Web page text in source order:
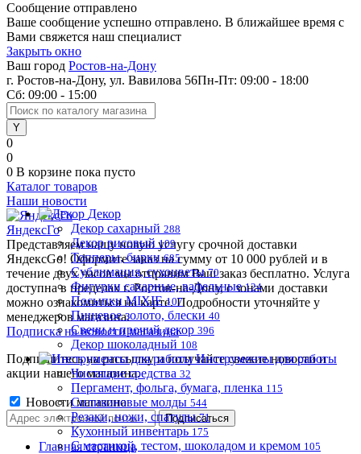
Сообщение отправлено
Ваше сообщение успешно отправлено. В ближайшее время с
Вами свяжется наш специалист
Закрыть окно
Ваш город Ростов-на-Дону
г. Ростов-на-Дону, ул. Вавилова 56Пн-Пт: 09:00 - 18:00
Сб: 09:00 - 15:00
0
0
0 В корзине пока пусто
Каталог товаров
Декор
Декор сахарный 288
Декор рисовый 109
Топперы, бирки 685
Сублимация, сухоцветы 70
Фигурки сахарные, вафельные 124
Посыпки MIXIE 107
Пищевое золото, блески 40
Свечи и прочий декор 396
Декор шоколадный 108
Инструменты для работы
Чистящие средства 32
Пергамент, фольга, бумага, пленка 115
Силиконовые молды 544
Резаки, ножи, спатулы 71
Кухонный инвентарь 175
С мастикой, тестом, шоколадом и кремом 105
Наши новости
ЯндексГо
Представляем нашу новую услугу срочной доставки
ЯндексGo! Оформите заказ на сумму от 10 000 рублей и в
течение двух часов мы отправим Ваш заказ бесплатно. Услуга
доступна в пределах г. Ростов-на-Дону, с зонами доставки
можно ознакомиться на карте. Подробности уточняйте у
менеджеров магазина.
Подписка на новости магазина
Подпишитесь на рассылку и получайте свежие новости и
акции нашего магазина.
Новости магазина
Главная страница